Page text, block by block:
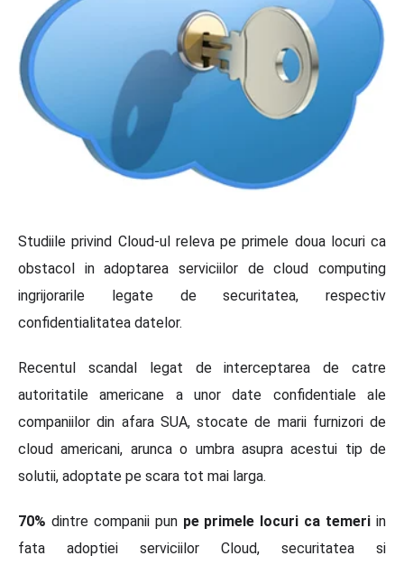
Studiile privind Cloud-ul releva pe primele doua locuri ca
obstacol in adoptarea serviciilor de cloud computing
ingrijorarile legate de securitatea, respectiv
confidentialitatea datelor.
Recentul scandal legat de interceptarea de catre
autoritatile americane a unor date confidentiale ale
companiilor din afara SUA, stocate de marii furnizori de
cloud americani, arunca o umbra asupra acestui tip de
solutii, adoptate pe scara tot mai larga.
70% dintre companii pun pe primele locuri ca temeri in
fata adoptiei serviciilor Cloud, securitatea si